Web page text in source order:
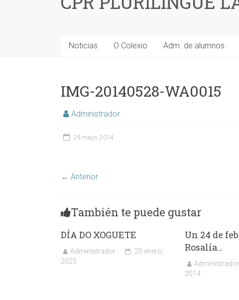
Noticias O Colexio Adm. de alumnos
IMG-20140528-WA0015
Administrador
29 mayo, 2014
← Anterior
También te puede gustar
DÍA DO XOGUETE
Administrador
20 enero,
2025
Un 24 de
Rosalía…
Administrador
2014